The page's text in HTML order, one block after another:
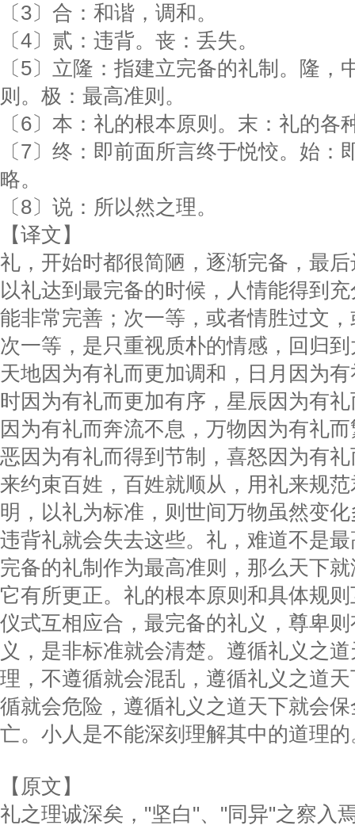
〔3〕合：和谐，调和。
〔4〕贰：违背。丧：丢失。
〔5〕立隆：指建立完备的礼制。隆，
则。极：最高准则。
〔6〕本：礼的根本原则。末：礼的各
〔7〕终：即前面所言终于悦恔。始：
略。
〔8〕说：所以然之理。
【译文】
礼，开始时都很简陋，逐渐完备，最
以礼达到最完备的时候，人情能得到
能非常完善；次一等，或者情胜过文
次一等，是只重视质朴的情感，回归
天地因为有礼而更加调和，日月因为
时因为有礼而更加有序，星辰因为有
因为有礼而奔流不息，万物因为有礼
恶因为有礼而得到节制，喜怒因为有
来约束百姓，百姓就顺从，用礼来规
明，以礼为标准，则世间万物虽然变
违背礼就会失去这些。礼，难道不是
完备的礼制作为最高准则，那么天下
它有所更正。礼的根本原则和具体规
仪式互相应合，最完备的礼义，尊卑
义，是非标准就会清楚。遵循礼义之
理，不遵循就会混乱，遵循礼义之道
循就会危险，遵循礼义之道天下就会
亡。小人是不能深刻理解其中的道理的
【原文】
礼之理诚深矣，"坚白"、"同异"之察入